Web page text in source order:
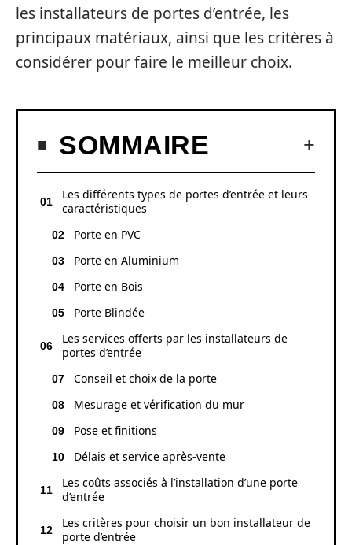
les installateurs de portes d’entrée, les
principaux matériaux, ainsi que les critères à
considérer pour faire le meilleur choix.
SOMMAIRE
Les différents types de portes d’entrée et leurs
caractéristiques
Porte en PVC
Porte en Aluminium
Porte en Bois
Porte Blindée
Les services offerts par les installateurs de
portes d’entrée
Conseil et choix de la porte
Mesurage et vérification du mur
Pose et finitions
Délais et service après-vente
Les coûts associés à l’installation d’une porte
d’entrée
Les critères pour choisir un bon installateur de
porte d’entrée